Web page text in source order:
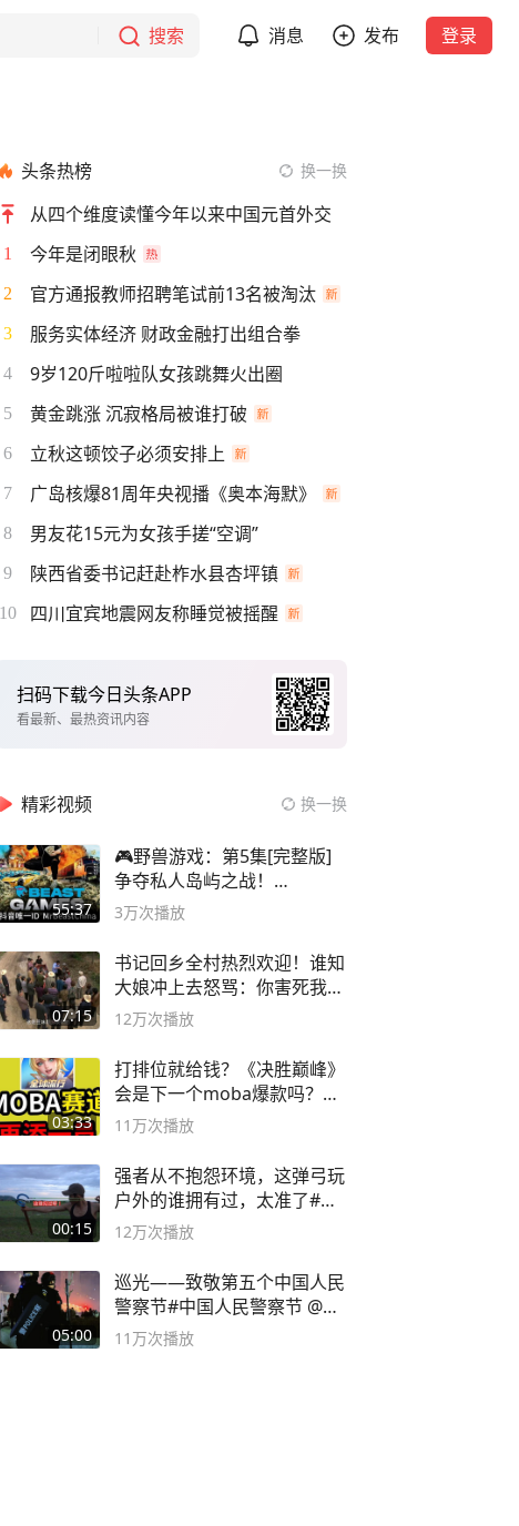
搜索 消息 发布 登录
头条热榜 换一换
从四个维度读懂今年以来中国元首外交
1 今年是闭眼秋
2 官方通报教师招聘笔试前13名被淘汰
3 服务实体经济 财政金融打出组合拳
4 9岁120斤啦啦队女孩跳舞火出圈
5 黄金跳涨 沉寂格局被谁打破
6 立秋这顿饺子必须安排上
7 广岛核爆81周年央视播《奥本海默》
8 男友花15元为女孩手搓“空调”
9 陕西省委书记赶赴柞水县杏坪镇
10 四川宜宾地震网友称睡觉被摇醒
扫码下载今日头条APP
看最新、最热资讯内容
精彩视频 换一换
55:37
🎮野兽游戏：第5集[完整版]
争夺私人岛屿之战！
#MrBeastChina
3万次播放
07:15
书记回乡全村热烈欢迎！谁知
大娘冲上去怒骂：你害死我儿
子
12万次播放
03:33
打排位就给钱？《决胜巅峰》
会是下一个moba爆款吗？#
决胜巅峰
11万次播放
00:15
强者从不抱怨环境，这弹弓玩
户外的谁拥有过，太准了#弹
弓#户外
12万次播放
05:00
巡光——致敬第五个中国人民
警察节#中国人民警察节 @抖
音小助手
11万次播放